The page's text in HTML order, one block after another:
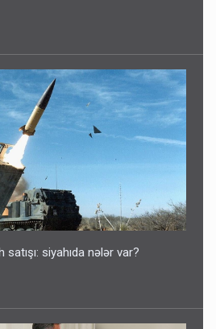
siyahıda nələr var?